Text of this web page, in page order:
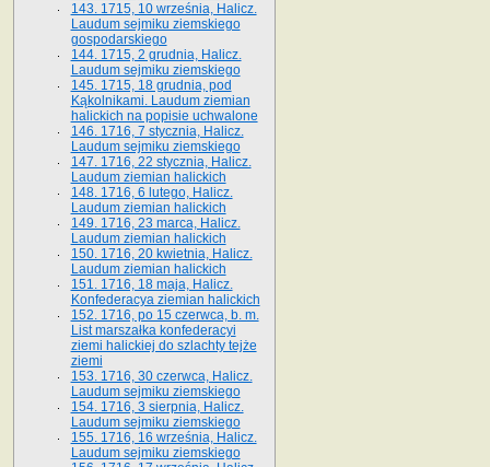
143. 1715, 10 września, Halicz.
Laudum sejmiku ziemskiego
gospodarskiego
144. 1715, 2 grudnia, Halicz.
Laudum sejmiku ziemskiego
145. 1715, 18 grudnia, pod
Kąkolnikami. Laudum ziemian
halickich na popisie uchwalone
146. 1716, 7 stycznia, Halicz.
Laudum sejmiku ziemskiego
147. 1716, 22 stycznia, Halicz.
Laudum ziemian halickich
148. 1716, 6 lutego, Halicz.
Laudum ziemian halickich
149. 1716, 23 marca, Halicz.
Laudum ziemian halickich
150. 1716, 20 kwietnia, Halicz.
Laudum ziemian halickich
151. 1716, 18 maja, Halicz.
Konfederacya ziemian halickich
152. 1716, po 15 czerwca, b. m.
List marszałka konfederacyi
ziemi halickiej do szlachty tejże
ziemi
153. 1716, 30 czerwca, Halicz.
Laudum sejmiku ziemskiego
154. 1716, 3 sierpnia, Halicz.
Laudum sejmiku ziemskiego
155. 1716, 16 września, Halicz.
Laudum sejmiku ziemskiego